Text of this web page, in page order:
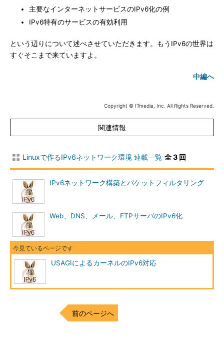
主要なインターネットサービスのIPv6化の例
IPv6特有のサービスの有効利用
という辺りについて述べさせていただきます。もうIPv6の世界は
すぐそこまで来ていますよ。
中編へ
Copyright © ITmedia, Inc. All Rights Reserved.
関連情報
Linuxで作るIPv6ネットワーク環境 連載一覧 全 3 回
IPv6ネットワーク構築とパケットフィルタリング
Web、DNS、メール、FTPサーバのIPv6化
USAGIによるカーネルのIPv6対応
前のページへ